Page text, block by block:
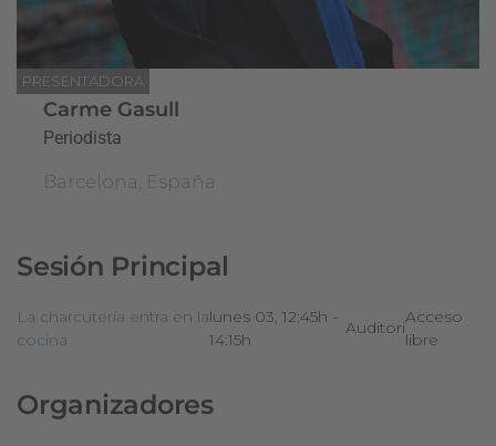
PRESENTADORA
Carme Gasull
Periodista
Barcelona, España
Sesión Principal
La charcutería entra en la
cocina
lunes 03, 12:45h -
14:15h
Auditori
Acceso
libre
Organizadores